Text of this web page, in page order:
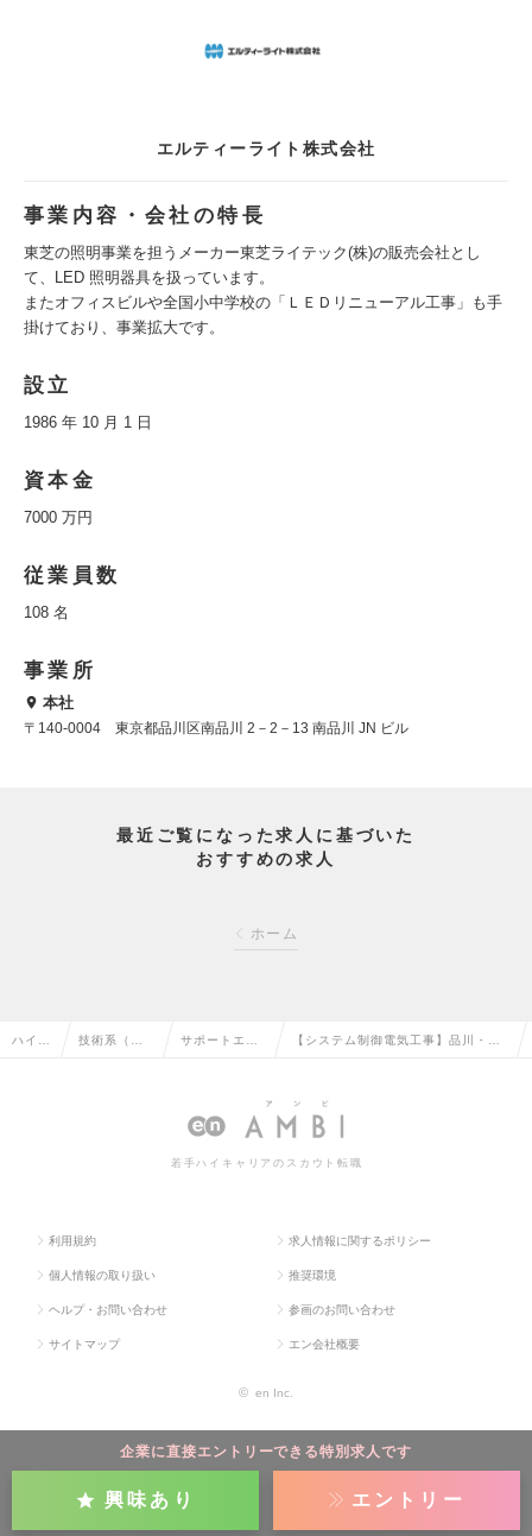
エルティーライト株式会社
事業内容・会社の特長
東芝の照明事業を担うメーカー東芝ライテック(株)の販売会社とし
て、LED 照明器具を扱っています。
またオフィスビルや全国小中学校の「ＬＥＤリニューアル工事」も手
掛けており、事業拡大です。
設立
1986 年 10 月 1 日
資本金
7000 万円
従業員数
108 名
事業所
本社
〒140-0004 東京都品川区南品川 2－2－13 南品川 JN ビル
最近ご覧になった求人に基づいた
おすすめの求人
ホーム
企業に直接エントリーできる特別求人です
興味あり エントリー
ハイク 技術系（電 サポートエン
気・電子）の
【システム制御電気工事】品川・川
ープ/関係資格不所持可の求人情報
若手ハイキャリアのスカウト転職
利用規約 求人情報に関するポリシー
個人情報の取り扱い 推奨環境
ヘルプ・お問い合わせ 参画のお問い合わせ
サイトマップ エン会社概要
© en Inc.